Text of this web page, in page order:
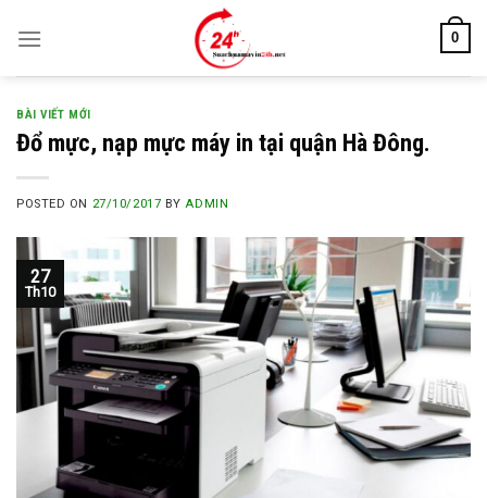
0
BÀI VIẾT MỚI
Đổ mực, nạp mực máy in tại quận Hà Đông.
POSTED ON 27/10/2017 BY ADMIN
27
Th10